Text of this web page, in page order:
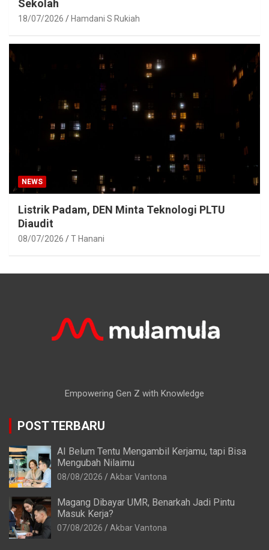
Sekolah
18/07/2026 Hamdani S Rukiah
NEWS
Listrik Padam, DEN Minta Teknologi PLTU
Diaudit
08/07/2026 T Hanani
Empowering Gen Z with Knowledge
POST TERBARU
AI Belum Tentu Mengambil Kerjamu, tapi Bisa
Mengubah Nilaimu
08/08/2026 Akbar Vantona
Magang Dibayar UMR, Benarkah Jadi Pintu
Masuk Kerja?
07/08/2026 Akbar Vantona